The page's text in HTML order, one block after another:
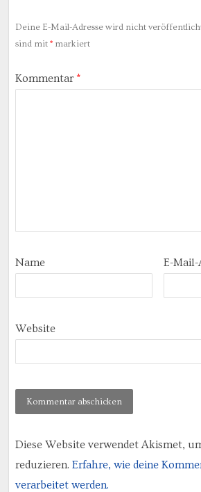
Deine E-Mail-Adresse wird nicht
sind mit *markiert
Kommentar *
Name E-Mail-
Website
Diese Website verwendet Akismet,
reduzieren. Erfahre, wie deine
verarbeitet werden.